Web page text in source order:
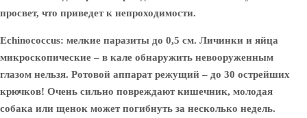
просвет, что приведет к непроходимости.
Echinococcus: мелкие паразиты до 0,5 см. Личинки и яйца
микроскопические – в кале обнаружить невооруженным
глазом нельзя. Ротовой аппарат режущий – до 30 острейших
крючков! Очень сильно повреждают кишечник, молодая
собака или щенок может погибнуть за несколько недель.